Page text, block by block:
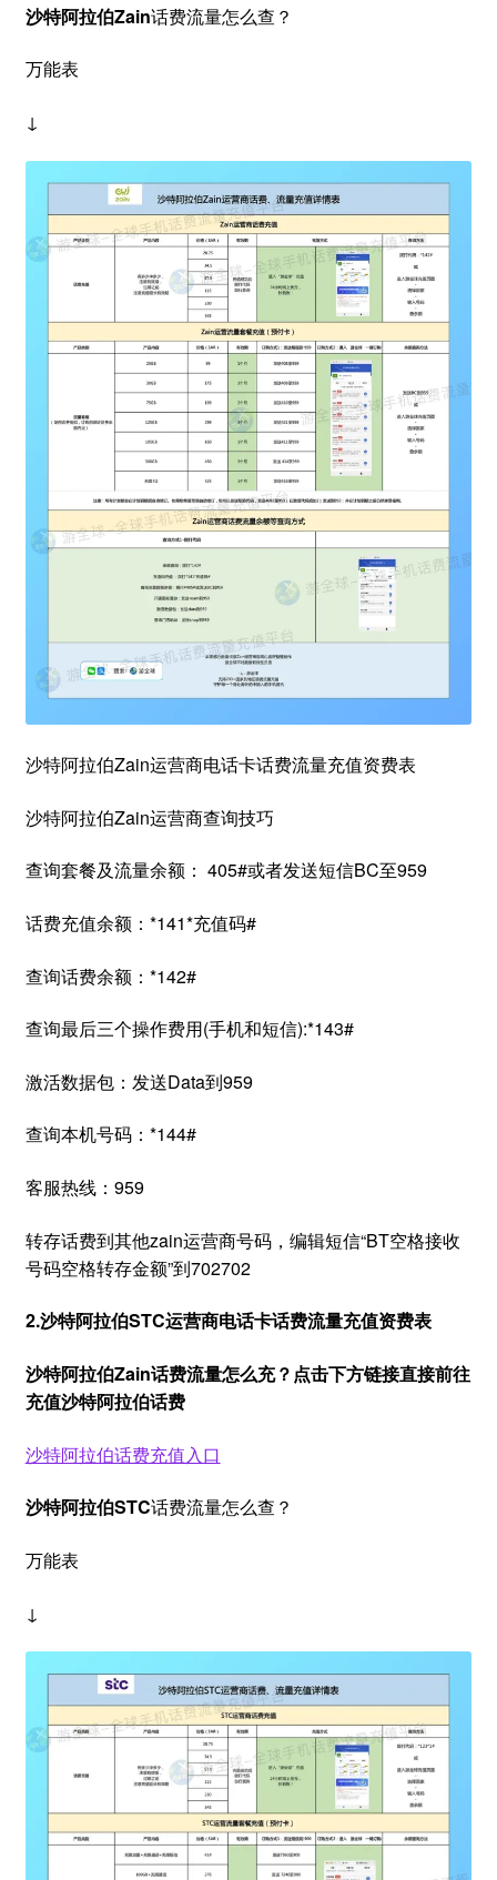
沙特阿拉伯Zain话费流量怎么查？
万能表
↓
沙特阿拉伯Zain运营商电话卡话费流量充值资费表
沙特阿拉伯Zain运营商查询技巧
查询套餐及流量余额： 405#或者发送短信BC至959
话费充值余额：*141*充值码#
查询话费余额：*142#
查询最后三个操作费用(手机和短信):*143#
激活数据包：发送Data到959
查询本机号码：*144#
客服热线：959
转存话费到其他zain运营商号码，编辑短信“BT空格接收
号码空格转存金额”到702702
2.沙特阿拉伯STC运营商电话卡话费流量充值资费表
沙特阿拉伯Zain话费流量怎么充？点击下方链接直接前往
充值沙特阿拉伯话费
沙特阿拉伯话费充值入口
沙特阿拉伯STC话费流量怎么查？
万能表
↓